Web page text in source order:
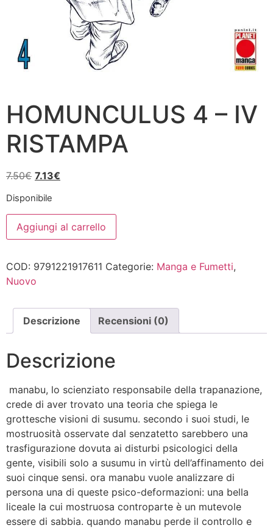
HOMUNCULUS 4 – IV
RISTAMPA
7.50€ Il
originale
7.50€.
7.13€
7.13€.
Disponibile
HOMUNCULUS
-
quantità
Aggiungi al carrello
COD: 9791221917611 Categorie: Manga e Fumetti,
Nuovo
Descrizione Recensioni (0)
Descrizione
manabu, lo scienziato responsabile della trapanazione,
crede di aver trovato una teoria che spiega le
grottesche visioni di susumu. secondo i suoi studi, le
mostruosità osservate dal senzatetto sarebbero una
trasfigurazione dovuta ai disturbi psicologici della
gente, visibili solo a susumu in virtù dell’affinamento dei
suoi cinque sensi. ora manabu vuole analizzare di
persona una di queste psico-deformazioni: una bella
liceale la cui mostruosa controparte è un mutevole
essere di sabbia. quando manabu perde il controllo e